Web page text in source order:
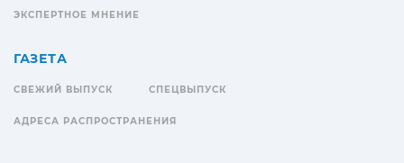
ЭКСПЕРТНОЕ МНЕНИЕ
ГАЗЕТА
СВЕЖИЙ ВЫПУСК СПЕЦВЫПУСК
АДРЕСА РАСПРОСТРАНЕНИЯ